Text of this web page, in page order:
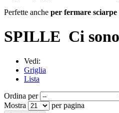
Perfette anche per fermare sciarpe
SPILLE Ci
Vedi:
Griglia
Lista
Ordina per
Mostra
per pagina